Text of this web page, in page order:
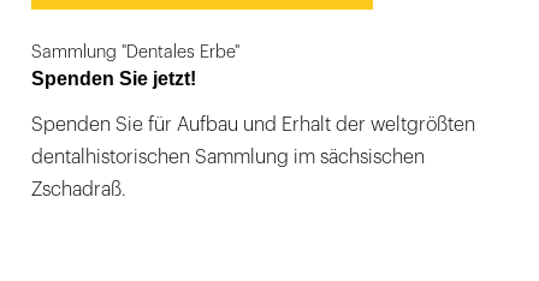
Sammlung "Dentales Erbe"
Spenden Sie jetzt!
Spenden Sie für Aufbau und Erhalt der weltgrößten
dentalhistorischen Sammlung im sächsischen
Zschadraß.